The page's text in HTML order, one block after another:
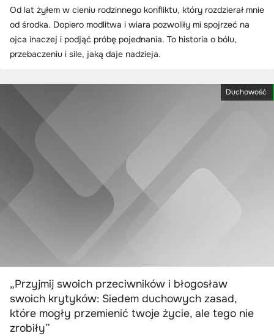
Od lat żyłem w cieniu rodzinnego konfliktu, który rozdzierał mnie
od środka. Dopiero modlitwa i wiara pozwoliły mi spojrzeć na
ojca inaczej i podjąć próbę pojednania. To historia o bólu,
przebaczeniu i sile, jaką daje nadzieja.
Duchowość
„Przyjmij swoich przeciwników i błogosław
swoich krytyków: Siedem duchowych zasad,
które mogły przemienić twoje życie, ale tego nie
zrobiły”